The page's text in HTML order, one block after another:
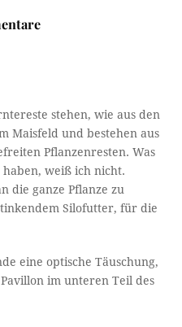
stehen, wie aus den
Maisfeld und bestehen aus
Pflanzenresten. Was
weiß ich nicht.
die ganze Pflanze zu
Silofutter, für die
eine optische Täuschung,
im unteren Teil des